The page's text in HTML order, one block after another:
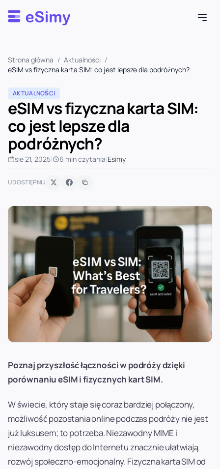
Esimy
Strona główna / Aktualności /
eSIM vs fizyczna karta SIM: co jest lepsze dla podróżnych?
AKTUALNOŚCI
eSIM vs fizyczna karta SIM:
co jest lepsze dla
podróżnych?
sie 21, 2025| 6 min czytania|Esimy
UDOSTĘPNIJ
Poznaj przyszłość łączności w podróży dzięki
porównaniu eSIM i fizycznych kart SIM.
W świecie, który staje się coraz bardziej połączony,
możliwość pozostania online podczas podróży nie jest
już luksusem; to potrzeba. Niezawodny MIME i
niezawodny dostęp do Internetu znacznie ułatwiają
rozwój społeczno-emocjonalny. Fizyczna karta SIM od